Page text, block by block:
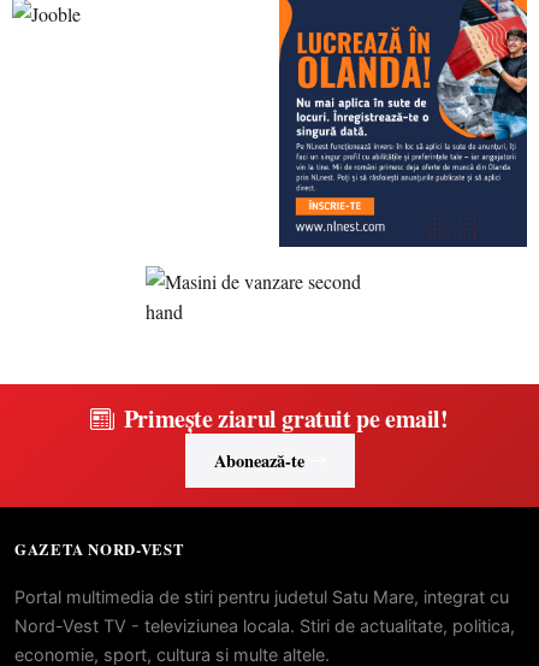
Primește ziarul gratuit pe email!
Abonează-te
GAZETA NORD-VEST
Portal multimedia de stiri pentru judetul Satu Mare, integrat cu
Nord-Vest TV - televiziunea locala. Stiri de actualitate, politica,
economie, sport, cultura si multe altele.